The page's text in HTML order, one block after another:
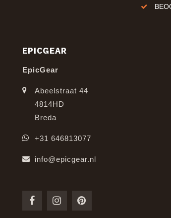
EPICGEAR
EpicGear
Abeelstraat 44
4814HD
Breda
+31 646813077
info@epicgear.nl